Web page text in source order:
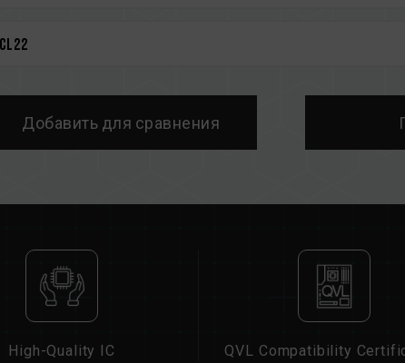
различных марок или моделей. Каждый комплект
на совместимость. Смешение разных комплектов
Техническое состояние контроллера памяти
BIOS материнской платы могут повлиять на рабочую
умолчанию (стандарт JEDEC), например DDR4-2100/
XMP 2.0 должны быть включены пользователем
материнские платы могут не достигать указанной
окончательная рабочая частота зависит от настроек
Разгон (например, включение настроек XMP 2.0) не
Добавить для сравнения
High-Quality IC QVL Compatibility